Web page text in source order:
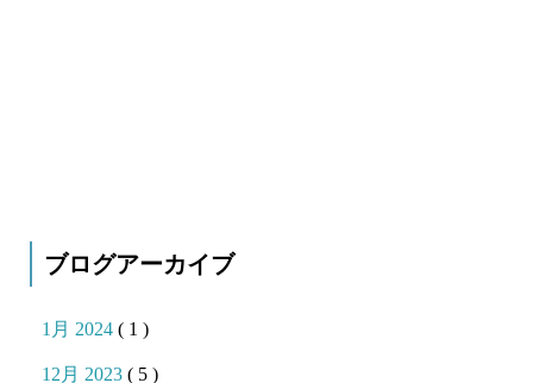
ブログアーカイブ
1月 2024( 1 )
12月 2023( 5 )